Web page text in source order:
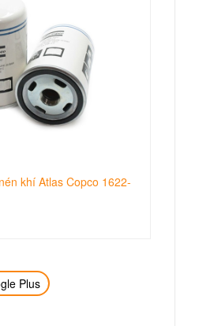
khí Atlas Copco 1622-
Plus